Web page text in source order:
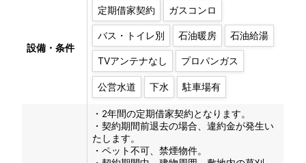
設備・条件
定期借家契約 ガスコンロ
バス・トイレ別 石油暖房 石油給湯
TVアンテナなし プロパンガス
公営水道 下水 駐車場有
・2年間の定期借家契約となります。
・契約期間前退去の場合、違約金が発生い
たします。
・ペット不可、禁煙物件。